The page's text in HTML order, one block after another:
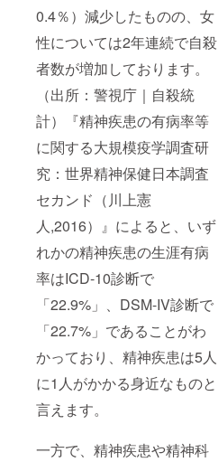
0.4％）減少したものの、女
性については2年連続で自殺
者数が増加しております。
（出所：警視庁｜自殺統
計）『精神疾患の有病率等
に関する大規模疫学調査研
究：世界精神保健日本調査
セカンド（川上憲
人,2016）』によると、いず
れかの精神疾患の生涯有病
率はICD-10診断で
「22.9%」、DSM-IV診断で
「22.7%」であることがわ
かっており、精神疾患は5人
に1人がかかる身近なものと
言えます。
一方で、精神疾患や精神科